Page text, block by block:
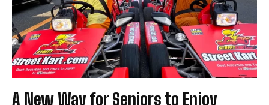
A New Way for Seniors to Enjoy